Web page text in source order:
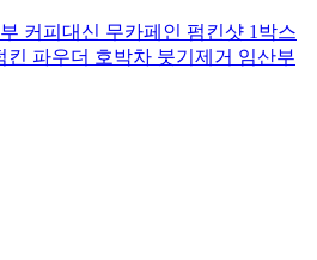
커피대신 무카페인 펌킨샷 1박스
킨 파우더 호박차 붓기제거 임산부